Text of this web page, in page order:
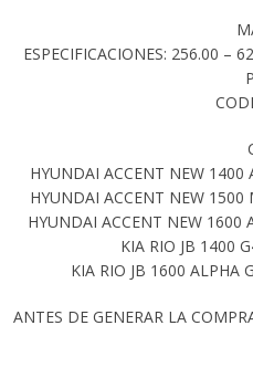
ESPECIFICACIONES: 256.00 –
HYUNDAI ACCENT NEW
HYUNDAI ACCENT NEW
HYUNDAI ACCENT NEW 1600
KIA RIO JB 1400
KIA RIO JB 1600 ALPHA
ANTES DE GENERAR LA